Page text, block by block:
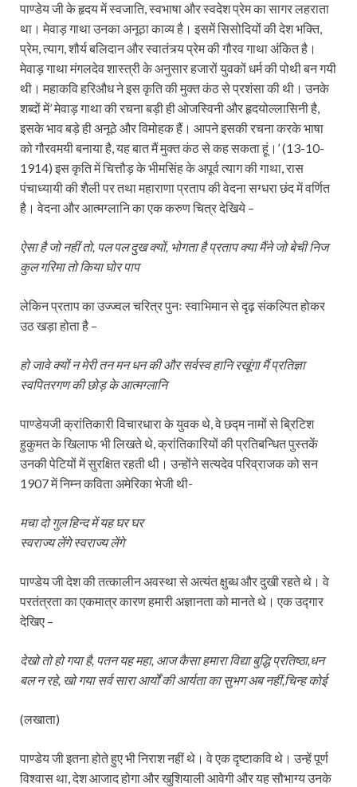
पाण्डेय जी के हृदय में स्वजाति, स्वभाषा और स्वदेश प्रेम का सागर लहराता
था। मेवाड़ गाथा उनका अनूठा काव्य है। इसमें सिसोदियों की देश भक्ति,
प्रेम, त्याग, शौर्य बलिदान और स्वातंत्र्य प्रेम की गौरव गाथा अंकित है।
मेवाड़ गाथा मंगलदेव शास्त्री के अनुसार हजारों युवकों धर्म की पोथी बन गयी
थी। महाकवि हरिऔध ने इस कृति की मुक्त कंठ से प्रशंसा की थी। उनके
शब्दों में’ मेवाड़ गाथा की रचना बड़ी ही ओजस्विनी और हृदयोल्लासिनी है,
इसके भाव बड़े ही अनूठे और विमोहक हैं। आपने इसकी रचना करके भाषा
को गौरवमयी बनाया है, यह बात मैं मुक्त कंठ से कह सकता हूं।’ (13-10-
1914) इस कृति में चित्तौड़ के भीमसिंह के अपूर्व त्याग की गाथा, रास
पंचाध्यायी की शैली पर तथा महाराणा प्रताप की वेदना सग्धरा छंद में वर्णित
है। वेदना और आत्मग्लानि का एक करुण चित्र देखिये –
ऐसा है जो नहीं तो, पल पल दुख क्यों, भोगता है प्रताप क्या मैंने जो बेची निज
कुल गरिमा तो किया घोर पाप
लेकिन प्रताप का उज्ज्वल चरित्र पुनः स्वाभिमान से दृढ़ संकल्पित होकर
उठ खड़ा होता है –
हो जावे क्यों न मेरी तन मन धन की और सर्वस्व हानि रखूंगा मैं प्रतिज्ञा
स्वपितरगण की छोड़ के आत्मग्लानि
पाण्डेयजी क्रांतिकारी विचारधारा के युवक थे, वे छद्म नामों से ब्रिटिश
हुकुमत के खिलाफ भी लिखते थे, क्रांतिकारियों की प्रतिबन्धित पुस्तकें
उनकी पेटियों में सुरक्षित रहती थी। उन्होंने सत्यदेव परिव्राजक को सन
1907 में निम्न कविता अमेरिका भेजी थी-
मचा दो गुल हिन्द में यह घर घर
स्वराज्य लेंगे स्वराज्य लेंगे
पाण्डेय जी देश की तत्कालीन अवस्था से अत्यंत क्षुब्ध और दुखी रहते थे। वे
परतंत्रता का एकमात्र कारण हमारी अज्ञानता को मानते थे। एक उद्गार
देखिए –
देखो तो हो गया है, पतन यह महा, आज कैसा हमारा विद्या बुद्धि प्रतिष्ठा,धन
बल न रहे, खो गया सर्व सारा आर्यों की आर्यता का सुभग अब नहीं,चिन्ह कोई
(लखाता)
पाण्डेय जी इतना होते हुए भी निराश नहीं थे। वे एक दृष्टाकवि थे। उन्हें पूर्ण
विश्वास था, देश आजाद होगा और खुशियाली आवेगी और यह सौभाग्य उनके